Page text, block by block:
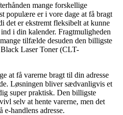
mange forskellige
populære er i vore dage at få bragt
det er ekstremt fleksibelt at kunne
i din kalender. Fragtmuligheden
tilfælde desuden den billigste
Laser Toner (CLT-
at få varerne bragt til din adresse
Løsningen bliver sædvanligvis et
super praktisk. Den billigste
selv at hente varerne, men det
handlens adresse.